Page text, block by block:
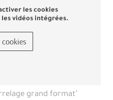
les cookies
vidéos intégrées.
cookies
grand format"